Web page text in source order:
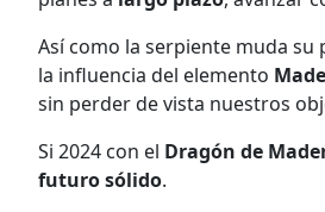
Así como la serpiente muda
la influencia del elemento
sin perder de vista nuestros
Si 2024 con el Dragón de
futuro sólido.